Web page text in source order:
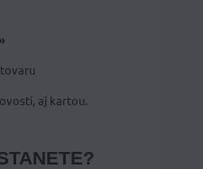
aj kartou.